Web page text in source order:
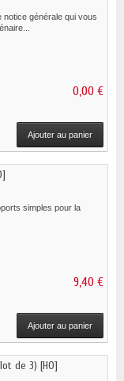
générale qui vous
0,00 €
Ajouter au panier
simples pour la
9,40 €
Ajouter au panier
de 3) [HO]